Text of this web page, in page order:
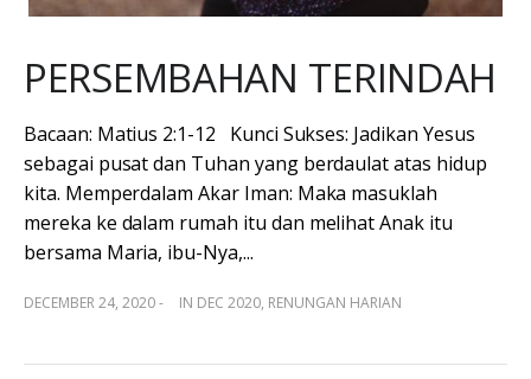
PERSEMBAHAN TERINDAH
Bacaan: Matius 2:1-12 Kunci Sukses: Jadikan Yesus
sebagai pusat dan Tuhan yang berdaulat atas hidup
kita. Memperdalam Akar Iman: Maka masuklah
mereka ke dalam rumah itu dan melihat Anak itu
bersama Maria, ibu-Nya,...
DECEMBER 24, 2020 - IN DEC 2020, RENUNGAN HARIAN